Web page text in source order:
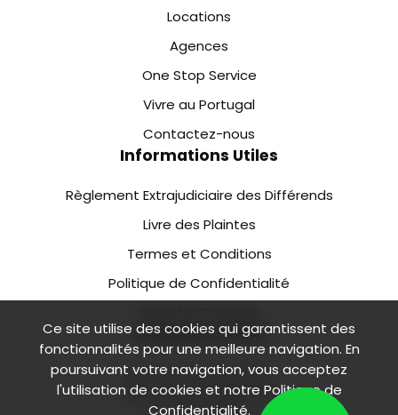
Locations
Agences
One Stop Service
Vivre au Portugal
Contactez-nous
Informations Utiles
Règlement Extrajudiciaire des Différends
Livre des Plaintes
Termes et Conditions
Politique de Confidentialité
Customer office
Rua de Camões 218 1.
Floor, Office 2 4000-138
Ce site utilise des cookies qui garantissent des
fonctionnalités pour une meilleure navigation. En
poursuivant votre navigation, vous acceptez
l'utilisation de cookies et notre Politique de
Confidentialité.